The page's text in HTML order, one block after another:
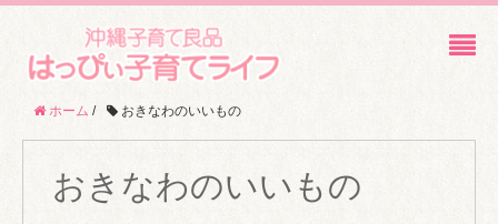
ホーム / おきなわのいいもの
おきなわのいいもの